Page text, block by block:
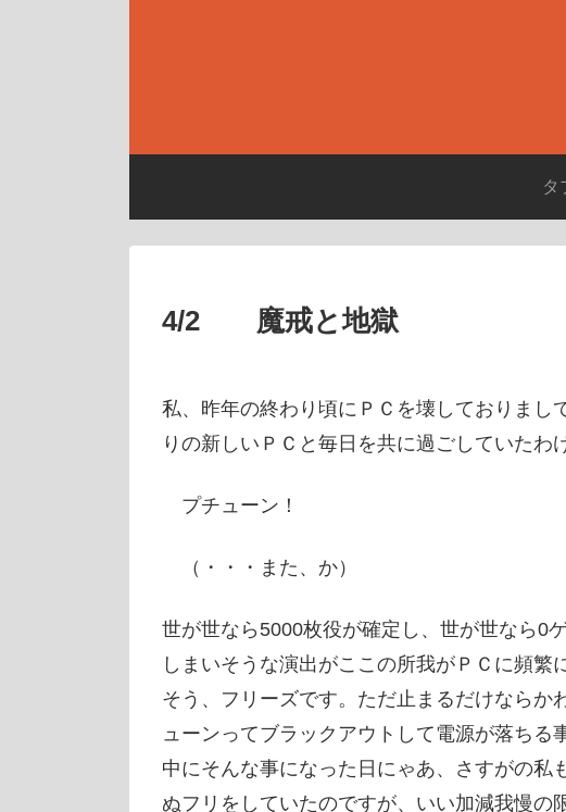
タ
4/2 魔戒と地獄
私、昨年の終わり頃にＰＣを壊しておりまし
りの新しいＰＣと毎日を共に過ごしていたわ
プチューン！
（・・・また、か）
世が世なら5000枚役が確定し、世が世なら0
しまいそうな演出がここの所我がＰＣに頻繁
そう、フリーズです。ただ止まるだけならか
ューンってブラックアウトして電源が落ちる
中にそんな事になった日にゃあ、さすがの私
ぬフリをしていたのですが、いい加減我慢の